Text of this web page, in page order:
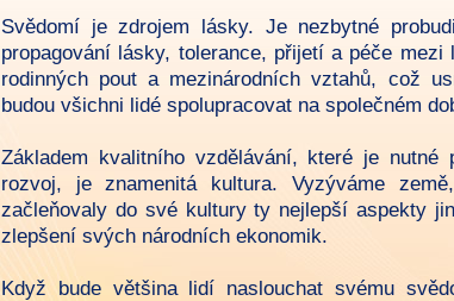
Svědomí je zdrojem lásky. Je nezbytné
propagování lásky, tolerance, přijetí a péče
rodinných pout a mezinárodních vztahů, což
budou všichni lidé spolupracovat na společném
Základem kvalitního vzdělávání, které je nutné
rozvoj, je znamenitá kultura. Vyzýváme
začleňovaly do své kultury ty nejlepší aspekty
zlepšení svých národních ekonomik.
Když bude většina lidí naslouchat svému